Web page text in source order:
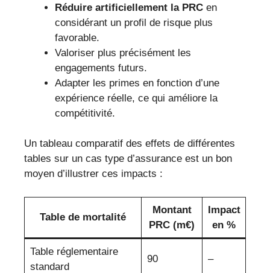
Réduire artificiellement la PRC en
considérant un profil de risque plus
favorable.
Valoriser plus précisément les
engagements futurs.
Adapter les primes en fonction d’une
expérience réelle, ce qui améliore la
compétitivité.
Un tableau comparatif des effets de différentes
tables sur un cas type d’assurance est un bon
moyen d’illustrer ces impacts :
Table de mortalité
Montant
PRC (m€)
Impact
en %
Table réglementaire
standard
90 –